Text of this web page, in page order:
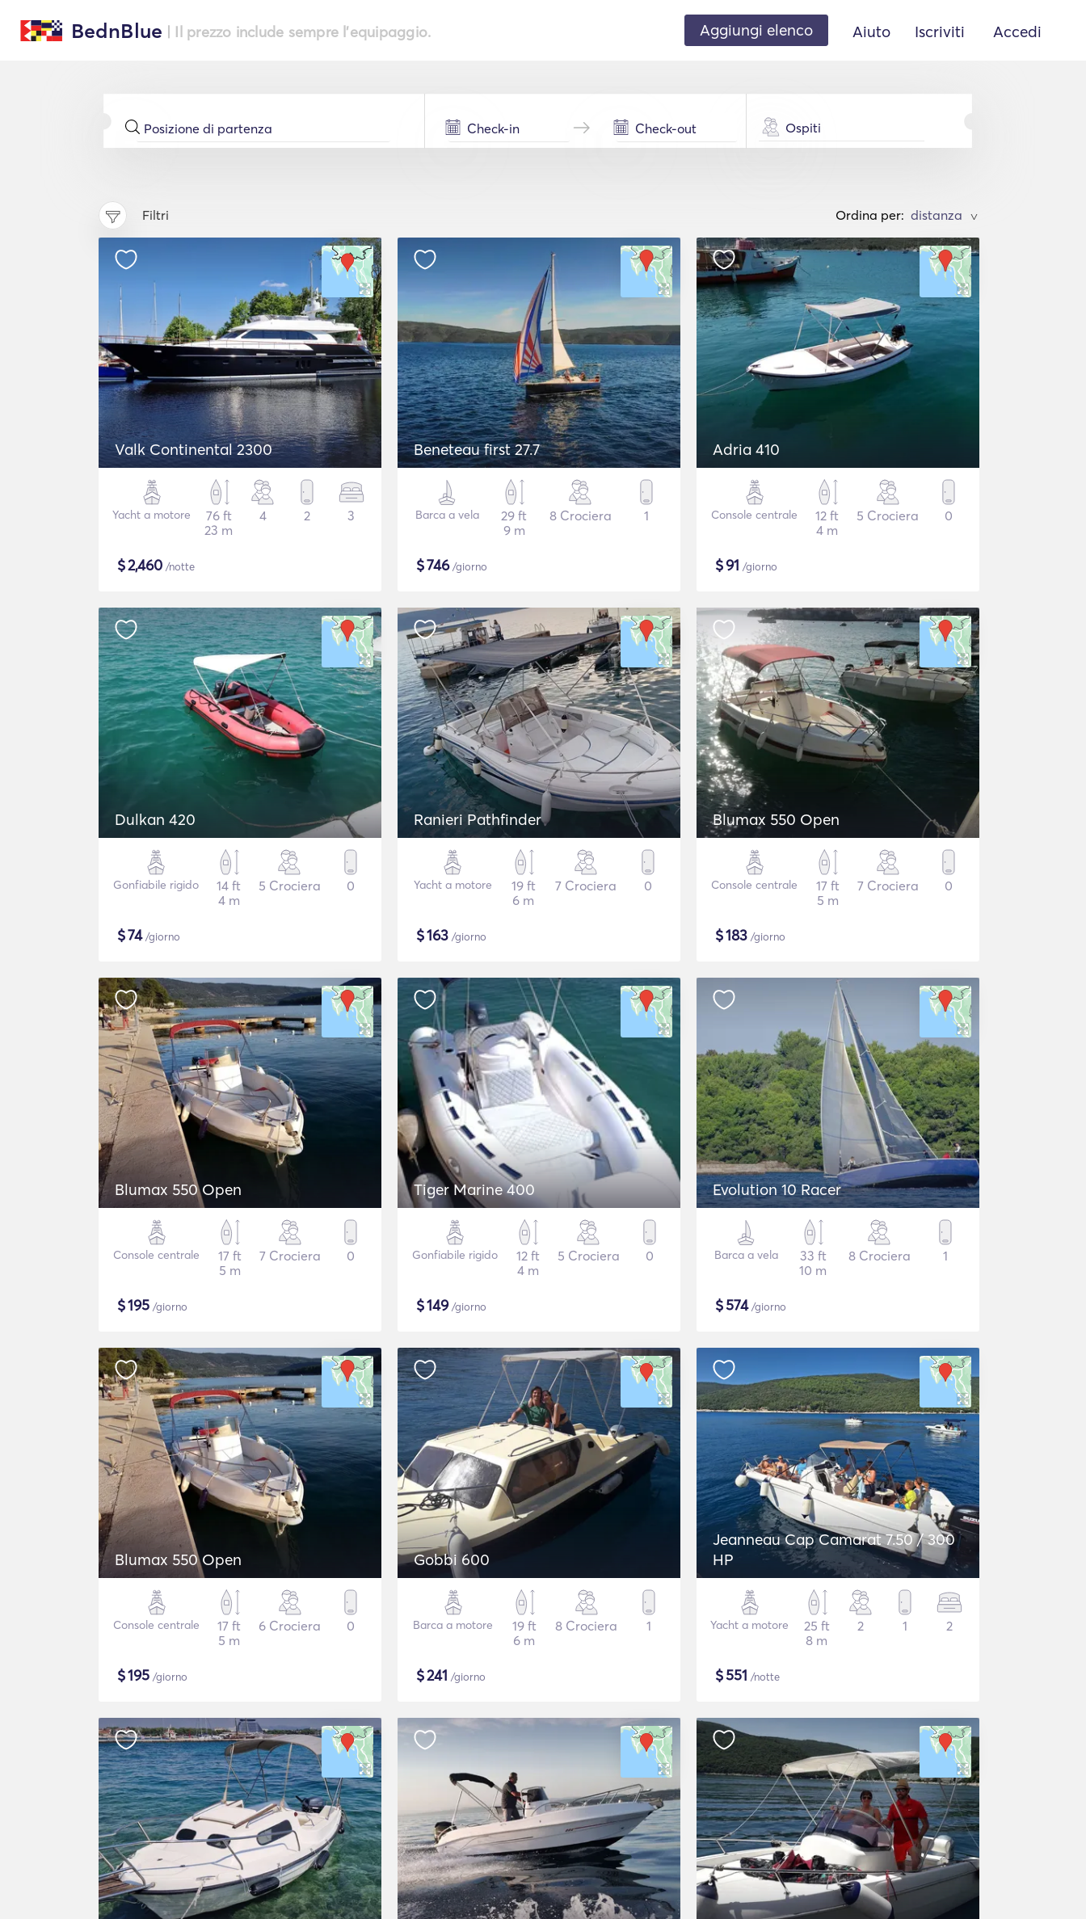
BednBlue | Il prezzo include sempre l'equipaggio. Aggiungi elenco Aiuto Iscriviti Accedi
Ospiti
Filtri Ordina per: >
Valk Continental 2300
Yacht a motore
76 ft
23 m
4 2 3
$2,460 /notte
Beneteau first 27.7
Barca a vela
29 ft
9 m
8 Crociera 1
$746/giorno
Adria 410
Console centrale
12 ft
4 m
5 Crociera 0
$91 /giorno
Dulkan 420
Gonfiabile rigido
14 ft
4 m
5 Crociera 0
$74/giorno
Ranieri Pathfinder
Yacht a motore
19 ft
6 m
7 Crociera 0
$163 /giorno
Blumax 550 Open
Console centrale
17 ft
5 m
7 Crociera 0
$183 /giorno
Blumax 550 Open
Console centrale
17 ft
5 m
7 Crociera 0
$195 /giorno
Tiger Marine 400
Gonfiabile rigido
12 ft
4 m
5 Crociera 0
$149/giorno
Evolution 10 Racer
Barca a vela
33 ft
10 m
8 Crociera 1
$574/giorno
Blumax 550 Open
Console centrale
17 ft
5 m
6 Crociera 0
$195 /giorno
Gobbi 600
Barca a motore
19 ft
6 m
8 Crociera 1
$241 /giorno
Jeanneau Cap Camarat 7.50 / 300
HP
Yacht a motore
25 ft
8 m
2 1 2
$551 /notte